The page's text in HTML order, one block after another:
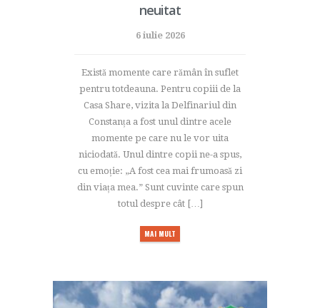
neuitat
6 iulie 2026
Există momente care rămân în suflet
pentru totdeauna. Pentru copiii de la
Casa Share, vizita la Delfinariul din
Constanța a fost unul dintre acele
momente pe care nu le vor uita
niciodată. Unul dintre copii ne-a spus,
cu emoție: „A fost cea mai frumoasă zi
din viața mea.” Sunt cuvinte care spun
totul despre cât […]
MAI MULT